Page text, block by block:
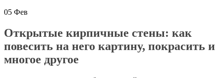
05 Фев
Открытые кирпичные стены: как
повесить на него картину, покрасить и
многое другое